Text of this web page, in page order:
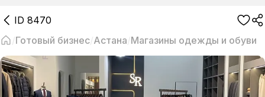
ID 8470
Готовый бизнес Астана Магазины одежды и обуви